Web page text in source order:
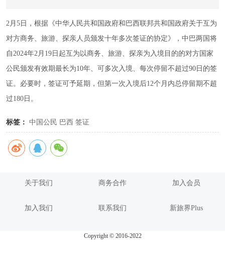
2月5日，根据《中华人民共和国政府和巴西联邦共和国政府关于互为
对方商务、旅游、探亲人员颁发十年多次签证的协定》，中巴两国将
自2024年2月19日起互为以商务、旅游、探亲为入境目的的对方国家
公民颁发有效期最长为10年、可多次入境、每次停留不超过90日的签
证。必要时，签证可予延期，但第一次入境后12个月内总停留期不超
过180日。
标签： 中国公民 巴西 签证
关于我们
加入我们
商务合作
联系我们
加入会员
新旅界Plus
Copyright © 2016-2022